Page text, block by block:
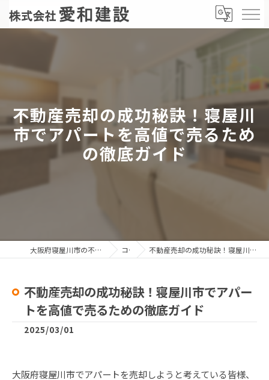
不動産売却の成功秘訣！寝屋川
市でアパートを高値で売るため
の徹底ガイド
大阪府寝屋川市の不動産売却なら株式会社愛和建設 コラム 不動産売却の成功秘訣！寝屋川市でアパートを高値で売るための徹底ガイド
不動産売却の成功秘訣！寝屋川市でアパー
トを高値で売るための徹底ガイド
2025/03/01
大阪府寝屋川市でアパートを売却しようと考えている皆様、